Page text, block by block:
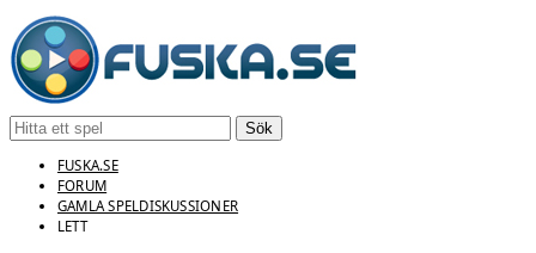
Sök
FUSKA.SE
FORUM
GAMLA SPELDISKUSSIONER
LETT